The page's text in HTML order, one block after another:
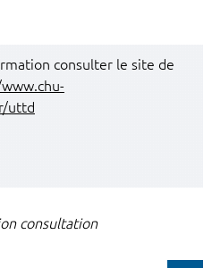
consulter le site de
uttd
consultation